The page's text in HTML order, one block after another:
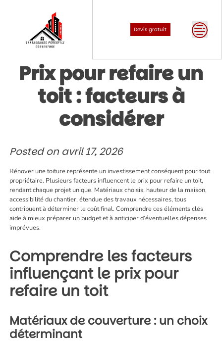
Devis gratuit
Prix pour refaire un
toit : facteurs à
considérer
Posted on avril 17, 2026
Rénover une toiture représente un investissement conséquent pour tout
propriétaire. Plusieurs facteurs influencent le prix pour refaire un toit,
rendant chaque projet unique. Matériaux choisis, hauteur de la maison,
accessibilité du chantier, étendue des travaux nécessaires, tous
contribuent à déterminer le coût final. Comprendre ces éléments clés
aide à mieux préparer un budget et à anticiper d’éventuelles dépenses
imprévues.
Comprendre les facteurs
influençant le prix pour
refaire un toit
Matériaux de couverture : un choix
déterminant